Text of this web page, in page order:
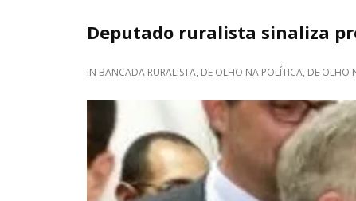
Deputado ruralista sinaliza
IN BANCADA RURALISTA, DE OLHO NA POLÍTICA, DE OLHO